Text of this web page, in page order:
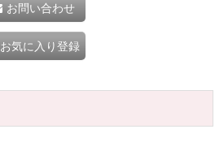
お問い合わせ
お気に入り登録